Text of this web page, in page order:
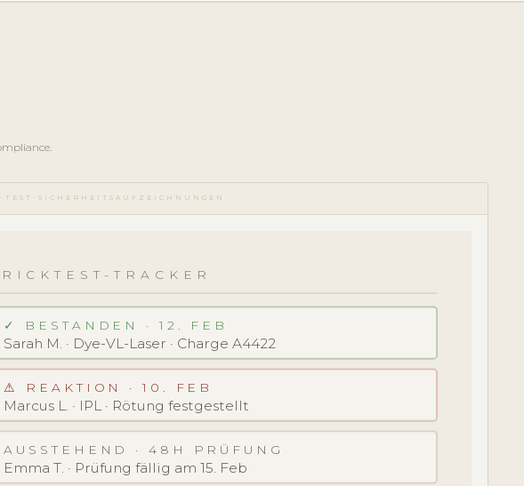
TEST-SICHERHEITSAUFZEICHNUNGEN
TRACKER
✓ BESTANDEN · 12. FEB
Sarah M. · Dye-VL-Laser · Charge A4422
⚠ REAKTION · 10. FEB
Marcus L. · IPL · Rötung festgestellt
AUSSTEHEND · 48H PRÜFUNG
Emma T. · Prüfung fällig am 15. Feb